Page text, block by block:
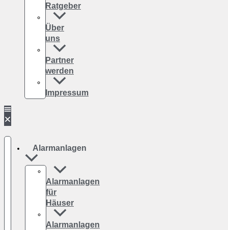
Ratgeber
Über
uns
Partner
werden
Impressum
Alarmanlagen
Alarmanlagen
für
Häuser
Alarmanlagen